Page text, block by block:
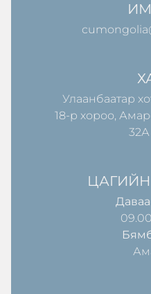
Улаанбаатар
18-р хороо,